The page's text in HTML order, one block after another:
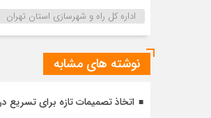
اداره کل راه و شهرسازی استان تهران
نوشته های مشابه
اتخاذ تصمیمات تازه برای تسریع